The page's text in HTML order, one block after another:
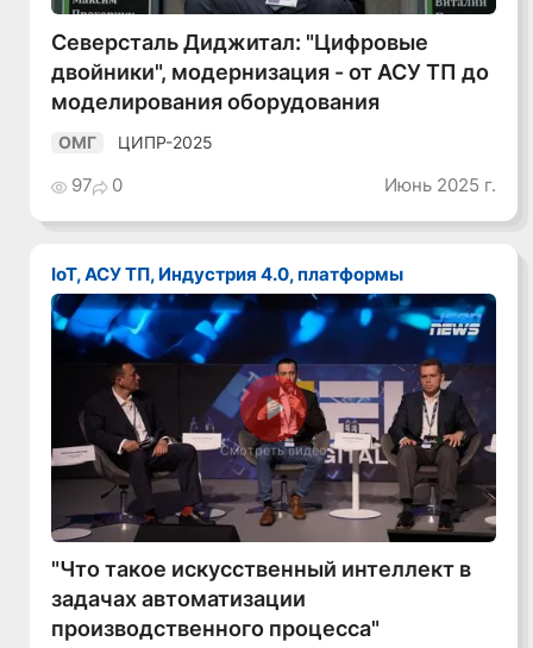
Северсталь Диджитал: "Цифровые
двойники", модернизация - от АСУ ТП до
моделирования оборудования
ОМГ ЦИПР-2025
97 0 Июнь 2025 г.
IoT, АСУ ТП, Индустрия 4.0, платформы
Смотреть видео
"Что такое искусственный интеллект в
задачах автоматизации
производственного процесса"